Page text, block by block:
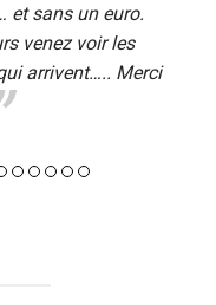
et sans un euro.
venez voir les
arrivent….. Merci